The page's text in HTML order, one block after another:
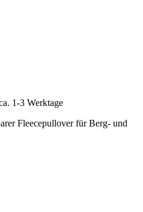
1-3 Werktage
Fleecepullover für Berg- und